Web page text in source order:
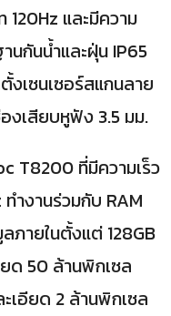
120Hz และมีความ
นกันน้ำและฝุ่น IP65
เซนเซอร์สแกนลาย
งเสียบหูฟัง 3.5 มม.
T8200 ที่มีความเร็ว
ำงานร่วมกับ RAM
ภายในตั้งแต่ 128GB
ด 50 ล้านพิกเซล
เอียด 2 ล้านพิกเซล